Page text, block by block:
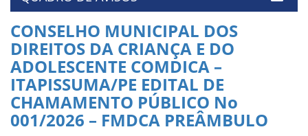
CONSELHO MUNICIPAL DOS
DIREITOS DA CRIANÇA E DO
ADOLESCENTE COMDICA –
ITAPISSUMA/PE EDITAL DE
CHAMAMENTO PÚBLICO No
001/2026 – FMDCA PREÂMBULO